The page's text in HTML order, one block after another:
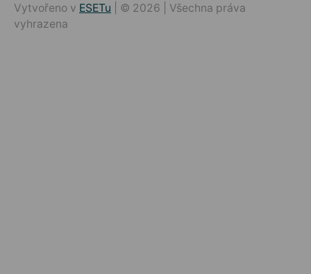
Vytvořeno v ESETu | © 2026 | Všechna práva
vyhrazena